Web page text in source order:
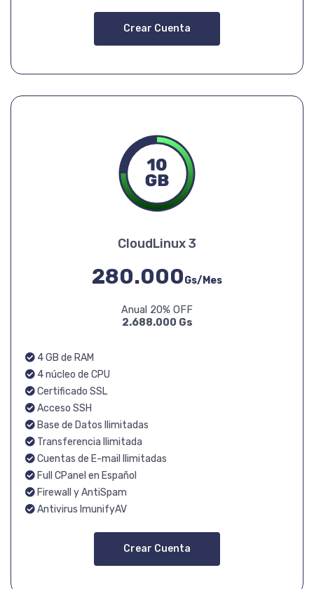
Crear Cuenta
CloudLinux 3
280.000Gs/Mes
Anual 20% OFF
2.688.000 Gs
4 GB de RAM
4 núcleo de CPU
Certificado SSL
Acceso SSH
Base de Datos Ilimitadas
Transferencia Ilimitada
Cuentas de E-mail Ilimitadas
Full CPanel en Español
Firewall y AntiSpam
Antivirus ImunifyAV
Crear Cuenta